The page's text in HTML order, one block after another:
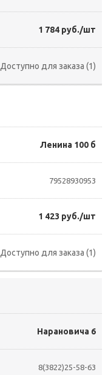
1 784 руб./шт
Доступно для заказа (1)
Ленина 100 б
79528930953
1 423 руб./шт
Доступно для заказа (1)
Нарановича 6
8(3822)25-58-63